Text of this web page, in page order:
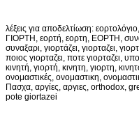
λέξεις για αποδελτίωση:
ΓΙΟΡΤΗ, εορτή, εορτη, ΕΟΡΤΗ,
συναξαρι, γιορτάζει, γιορταζει,
ποιος γιορταζει, ποτε γιορταζει,
κινητή, γιορτή, κινητη, γιορτη,
ονομαστικές, ονομαστικη,
Πασχα, αργίες, αργιες, orthodox,
pote giortazei